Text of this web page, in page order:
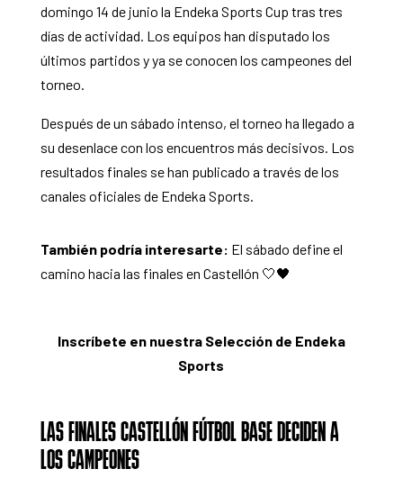
domingo 14 de junio la Endeka Sports Cup tras tres
días de actividad. Los equipos han disputado los
últimos partidos y ya se conocen los campeones del
torneo.
Después de un sábado intenso, el torneo ha llegado a
su desenlace con los encuentros más decisivos. Los
resultados finales se han publicado a través de los
canales oficiales de Endeka Sports.
También podría interesarte: El sábado define el
camino hacia las finales en Castellón 🤍🖤
Inscríbete en nuestra Selección de Endeka
Sports
LAS FINALES CASTELLÓN FÚTBOL BASE DECIDEN A
LOS CAMPEONES